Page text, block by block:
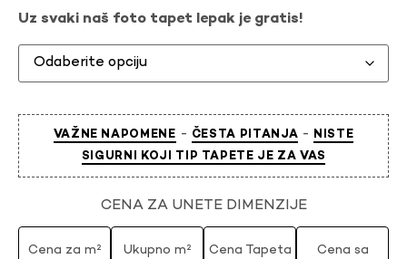
Uz svaki naš foto tapet lepak je gratis!
VAŽNE NAPOMENE - ČESTA PITANJA - NISTE
SIGURNI KOJI TIP TAPETE JE ZA VAS
CENA ZA UNETE DIMENZIJE
Cena za m² Ukupno m² Cena Tapeta
Cena sa